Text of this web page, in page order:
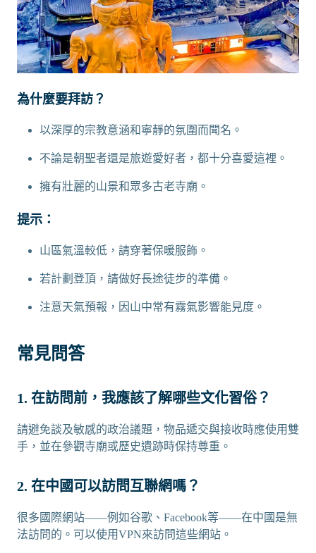
為什麼要拜訪？
以深厚的宗教意涵和寧靜的氛圍而聞名。
不論是朝聖者還是旅遊愛好者，都十分喜愛這裡。
擁有壯麗的山景和眾多古老寺廟。
提示：
山區氣溫較低，請穿著保暖服飾。
若計劃登頂，請做好長途徒步的準備。
注意天氣預報，因山中常有霧氣影響能見度。
常見問答
1. 在訪問前，我應該了解哪些文化習俗？
請避免談及敏感的政治議題，物品遞交與接收時應使用雙
手，並在參觀寺廟或歷史遺跡時保持尊重。
2. 在中國可以訪問互聯網嗎？
很多國際網站——例如谷歌、Facebook等——在中國是無
法訪問的。可以使用VPN來訪問這些網站。